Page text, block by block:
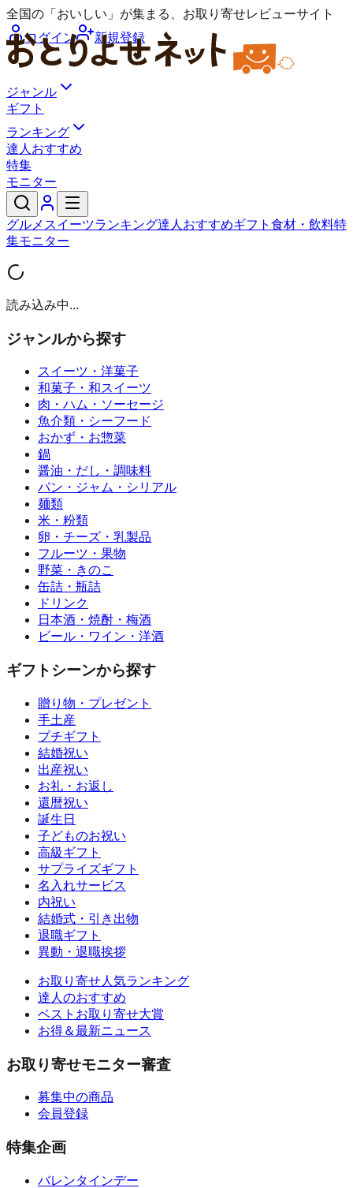
全国の「おいしい」が集まる、お取り寄せレビューサイト
ログイン
新規登録
ジャンル
ギフト
ランキング
達人おすすめ
特集
モニター
グルメ スイーツランキング達人おすすめギフト 食材・飲料特
集モニター
読み込み中...
ジャンルから探す
スイーツ・洋菓子
和菓子・和スイーツ
肉・ハム・ソーセージ
魚介類・シーフード
おかず・お惣菜
鍋
醤油・だし・調味料
パン・ジャム・シリアル
麺類
米・粉類
卵・チーズ・乳製品
フルーツ・果物
野菜・きのこ
缶詰・瓶詰
ドリンク
日本酒・焼酎・梅酒
ビール・ワイン・洋酒
ギフトシーンから探す
贈り物・プレゼント
手土産
プチギフト
結婚祝い
出産祝い
お礼・お返し
還暦祝い
誕生日
子どものお祝い
高級ギフト
サプライズギフト
名入れサービス
内祝い
結婚式・引き出物
退職ギフト
異動・退職挨拶
お取り寄せ人気ランキング
達人のおすすめ
ベストお取り寄せ大賞
お得＆最新ニュース
お取り寄せモニター審査
募集中の商品
会員登録
特集企画
バレンタインデー